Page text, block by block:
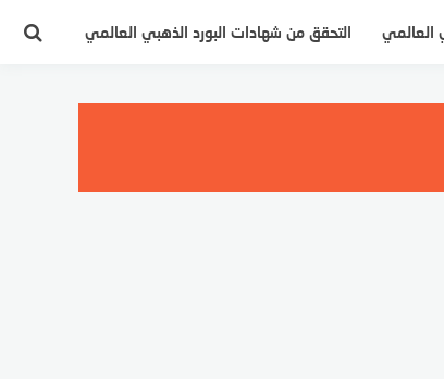
العالمي التحقق من شهادات البورد الذهبي العالمي